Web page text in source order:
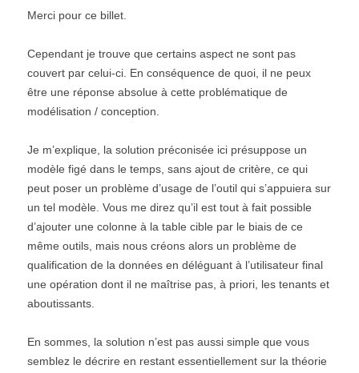
Merci pour ce billet.
Cependant je trouve que certains aspect ne sont pas
couvert par celui-ci. En conséquence de quoi, il ne peux
être une réponse absolue à cette problématique de
modélisation / conception.
Je m’explique, la solution préconisée ici présuppose un
modèle figé dans le temps, sans ajout de critère, ce qui
peut poser un problème d’usage de l’outil qui s’appuiera sur
un tel modèle. Vous me direz qu’il est tout à fait possible
d’ajouter une colonne à la table cible par le biais de ce
même outils, mais nous créons alors un problème de
qualification de la données en déléguant à l’utilisateur final
une opération dont il ne maîtrise pas, à priori, les tenants et
aboutissants.
En sommes, la solution n’est pas aussi simple que vous
semblez le décrire en restant essentiellement sur la théorie